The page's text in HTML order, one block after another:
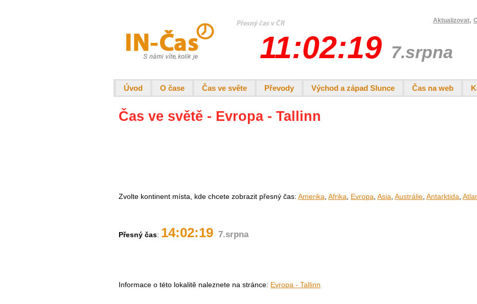
Aktualizovat,
11:02:19 7.srpna
Úvod O čase Čas ve světe Převody Východ a západ Slunce Čas na web
Čas ve světě - Evropa - Tallinn
Zvolte kontinent místa, kde chcete zobrazit přesný čas: Amerika, Afrika, Evropa, Asia, Austrálie, Antarktida,
Přesný čas: 14:02:19 7.srpna
Informace o této lokalitě naleznete na stránce: Evropa - Tallinn